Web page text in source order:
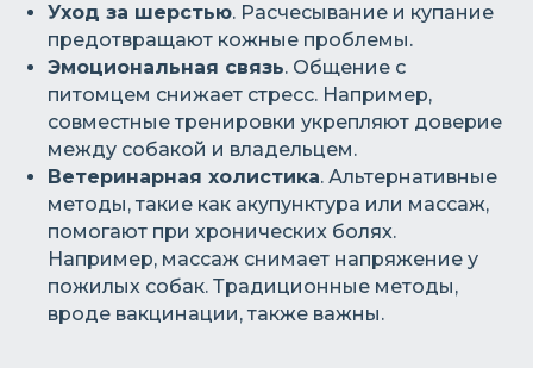
Уход за шерстью. Расчесывание и купание
предотвращают кожные проблемы.
Эмоциональная связь. Общение с
питомцем снижает стресс. Например,
совместные тренировки укрепляют доверие
между собакой и владельцем.
Ветеринарная холистика. Альтернативные
методы, такие как акупунктура или массаж,
помогают при хронических болях.
Например, массаж снимает напряжение у
пожилых собак. Традиционные методы,
вроде вакцинации, также важны.